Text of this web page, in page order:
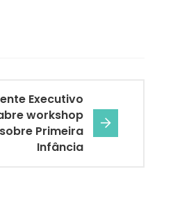
Executivo
workshop
Primeira
Infância